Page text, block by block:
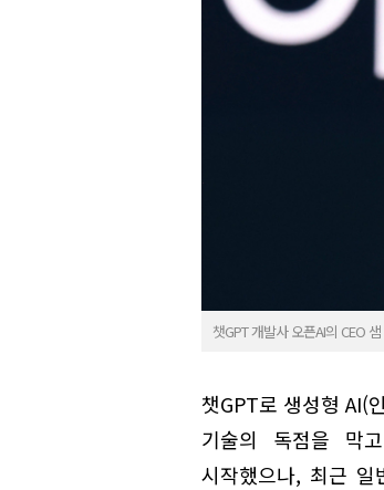
챗GPT 개발사 오픈AI의 CEO
챗GPT로 생성형 AI(
기술의 독점을 막
시작했으나, 최근